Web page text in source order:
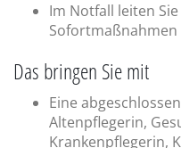
Im Notfall leiten
Sofortmaßnahmen
Das bringen Sie mit
Eine
Altenpflegerin,
Krankenpflegerin,